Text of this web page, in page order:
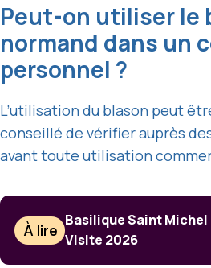
Peut-on utiliser le
normand dans un
personnel ?
L’utilisation du blason peut
conseillé de vérifier auprès
avant toute utilisation
À lire
Basilique Saint Michel
Visite 2026